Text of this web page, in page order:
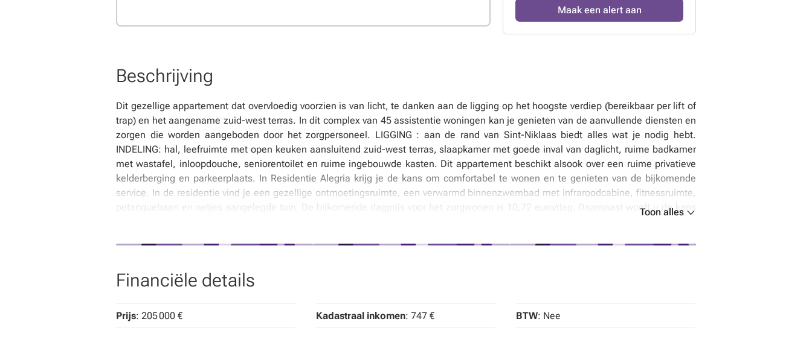
Maak een alert aan
Beschrijving
Dit gezellige appartement dat overvloedig voorzien is van licht, te danken aan de ligging op het hoogste verdiep (bereikbaar per lift of
trap) en het aangename zuid-west terras. In dit complex van 45 assistentie woningen kan je genieten van de aanvullende diensten en
zorgen die worden aangeboden door het zorgpersoneel. LIGGING : aan de rand van Sint-Niklaas biedt alles wat je nodig hebt.
INDELING: hal, leefruimte met open keuken aansluitend zuid-west terras, slaapkamer met goede inval van daglicht, ruime badkamer
met wastafel, inloopdouche, seniorentoilet en ruime ingebouwde kasten. Dit appartement beschikt alsook over een ruime privatieve
kelderberging en parkeerplaats. In Residentie Alegria krijg je de kans om comfortabel te wonen en te genieten van de bijkomende
service. In de residentie vind je een gezellige ontmoetingsruimte, een verwarmd binnenzwembad met infraroodcabine, fitnessruimte,
petanquebaan en netjes aangelegde tuin. De bijkomende dagprijs voor het zorgwonen is 10,72 euro/dag. Daarnaast wordt u de kans
verwarmd zwembad, petanquebaan, luxueus wonen. Interesse? Aarzel zeker niet om ons te contacteren!
Toon alles
Financiële details
Prijs: 205 000 € Kadastraal inkomen: 747 € BTW: Nee